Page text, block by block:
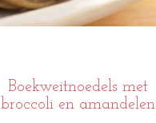
Boekweitnoedels met
broccoli en amandelen